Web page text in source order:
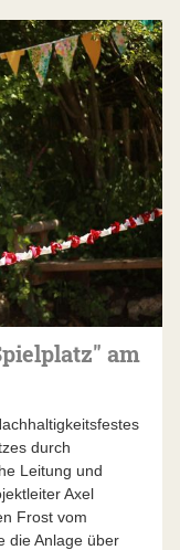
am
durch
Leitung und
Axel
Frost vom
die Anlage über